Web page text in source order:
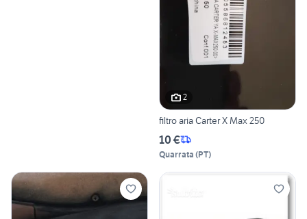
2
filtro aria Carter X Max 250
10 €
Quarrata (PT)